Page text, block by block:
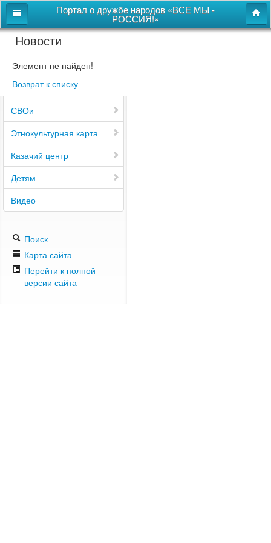
Портал о дружбе народов «ВСЕ МЫ -
РОССИЯ!»
Главная
Дом дружбы народов
Новости
СВОи
Этнокультурная карта
Казачий центр
Детям
Видео
Поиск
Карта сайта
Перейти к полной
версии сайта
Новости
Элемент не найден!
Возврат к списку